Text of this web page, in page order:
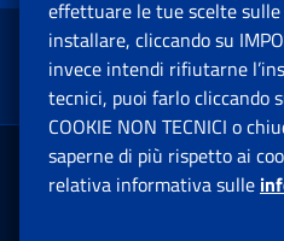
Torna
Pensione e Previdenza
effettuare le tue scelte
installare, cliccando su
invece intendi rifiutarne
tecnici, puoi farlo cliccando
COOKIE NON TECNICI o
saperne di più rispetto ai
relativa informativa sulle